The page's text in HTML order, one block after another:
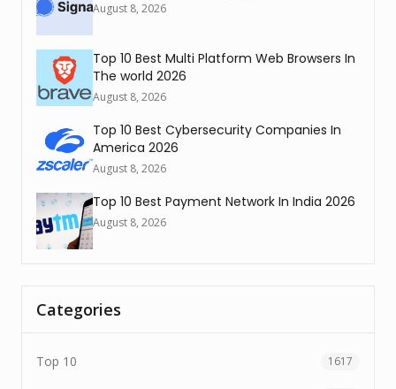
August 8, 2026
Top 10 Best Multi Platform Web Browsers In
The world 2026
August 8, 2026
Top 10 Best Cybersecurity Companies In
America 2026
August 8, 2026
Top 10 Best Payment Network In India 2026
August 8, 2026
Categories
Top 10 1617